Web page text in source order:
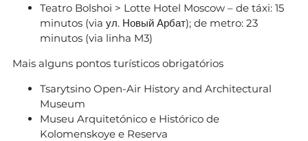
Teatro Bolshoi > Lotte Hotel Moscow – de táxi: 15
minutos (via ул. Новый Арбат); de metro: 23
minutos (via linha M3)
Mais alguns pontos turísticos obrigatórios
Tsarytsino Open-Air History and Architectural
Museum
Museu Arquitetónico e Histórico de
Kolomenskoye e Reserva